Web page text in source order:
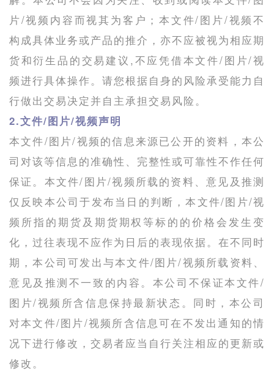
片/视频内容而视其为客户；本文件/图片/视频不
构成具体业务或产品的推介，亦不应被视为相应期
货和衍生品的交易建议,不应凭借本文件/图片/视
频进行具体操作。请您根据自身的风险承受能力自
行做出交易决定并自主承担交易风险。
2.文件/图片/视频声明
本文件/图片/视频的信息来源已公开的资料，本公
司对该等信息的准确性、完整性或可靠性不作任何
保证。本文件/图片/视频所载的资料、意见及推测
仅反映本公司于发布当日的判断，本文件/图片/视
频所指的期货及期货期权等标的的价格会发生变
化，过往表现不应作为日后的表现依据。在不同时
期，本公司可发出与本文件/图片/视频所载资料、
意见及推测不一致的内容。本公司不保证本文件/
图片/视频所含信息保持最新状态。同时，本公司
对本文件/图片/视频所含信息可在不发出通知的情
况下进行修改，交易者应当自行关注相应的更新或
修改。